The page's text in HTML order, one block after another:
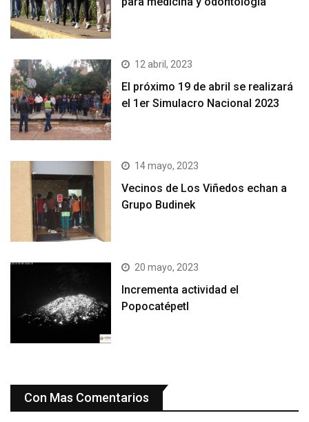
12 abril, 2023
El próximo 19 de abril se realizará
el 1er Simulacro Nacional 2023
14 mayo, 2023
Vecinos de Los Viñedos echan a
Grupo Budinek
20 mayo, 2023
Incrementa actividad el
Popocatépetl
Con Mas Comentarios